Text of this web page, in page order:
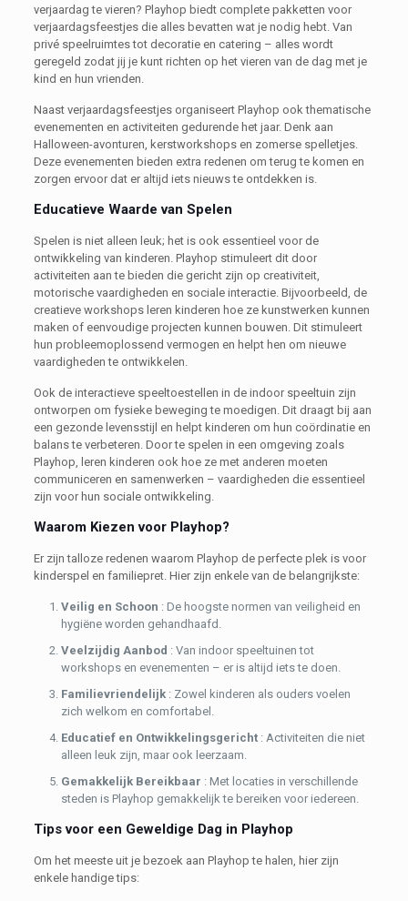
verjaardag te vieren? Playhop biedt complete pakketten voor
verjaardagsfeestjes die alles bevatten wat je nodig hebt. Van
privé speelruimtes tot decoratie en catering – alles wordt
geregeld zodat jij je kunt richten op het vieren van de dag met je
kind en hun vrienden.
Naast verjaardagsfeestjes organiseert Playhop ook thematische
evenementen en activiteiten gedurende het jaar. Denk aan
Halloween-avonturen, kerstworkshops en zomerse spelletjes.
Deze evenementen bieden extra redenen om terug te komen en
zorgen ervoor dat er altijd iets nieuws te ontdekken is.
Educatieve Waarde van Spelen
Spelen is niet alleen leuk; het is ook essentieel voor de
ontwikkeling van kinderen. Playhop stimuleert dit door
activiteiten aan te bieden die gericht zijn op creativiteit,
motorische vaardigheden en sociale interactie. Bijvoorbeeld, de
creatieve workshops leren kinderen hoe ze kunstwerken kunnen
maken of eenvoudige projecten kunnen bouwen. Dit stimuleert
hun probleemoplossend vermogen en helpt hen om nieuwe
vaardigheden te ontwikkelen.
Ook de interactieve speeltoestellen in de indoor speeltuin zijn
ontworpen om fysieke beweging te moedigen. Dit draagt bij aan
een gezonde levensstijl en helpt kinderen om hun coördinatie en
balans te verbeteren. Door te spelen in een omgeving zoals
Playhop, leren kinderen ook hoe ze met anderen moeten
communiceren en samenwerken – vaardigheden die essentieel
zijn voor hun sociale ontwikkeling.
Waarom Kiezen voor Playhop?
Er zijn talloze redenen waarom Playhop de perfecte plek is voor
kinderspel en familiepret. Hier zijn enkele van de belangrijkste:
Veilig en Schoon : De hoogste normen van veiligheid en
hygiëne worden gehandhaafd.
Veelzijdig Aanbod : Van indoor speeltuinen tot
workshops en evenementen – er is altijd iets te doen.
Familievriendelijk : Zowel kinderen als ouders voelen
zich welkom en comfortabel.
Educatief en Ontwikkelingsgericht : Activiteiten die niet
alleen leuk zijn, maar ook leerzaam.
Gemakkelijk Bereikbaar : Met locaties in verschillende
steden is Playhop gemakkelijk te bereiken voor iedereen.
Tips voor een Geweldige Dag in Playhop
Om het meeste uit je bezoek aan Playhop te halen, hier zijn
enkele handige tips: